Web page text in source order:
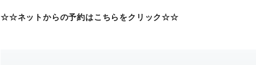
☆☆ネットからの予約はこちらをクリック☆☆